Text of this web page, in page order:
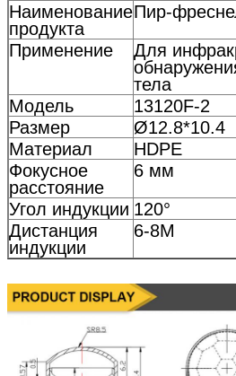
Наименование
продукта
Пир-
Применение
Для
тела
Модель
13120F-2
Размер
Ø12.8*10.4
Материал
HDPE
Фокусное
расстояние
6 мм
Угол индукции 120°
Дистанция
индукции
6-8M